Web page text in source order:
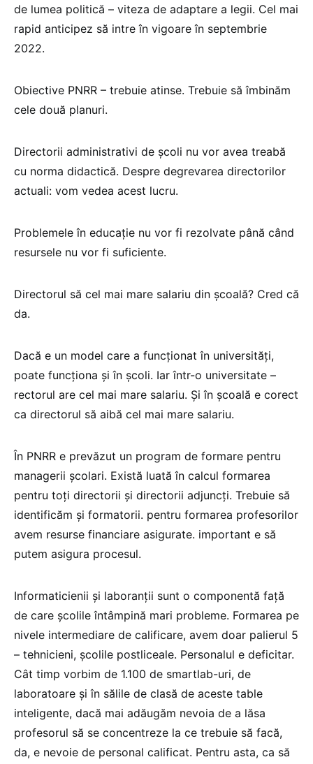
de lumea politică – viteza de adaptare a legii. Cel mai
rapid anticipez să intre în vigoare în septembrie
2022.
Obiective PNRR – trebuie atinse. Trebuie să îmbinăm
cele două planuri.
Directorii administrativi de școli nu vor avea treabă
cu norma didactică. Despre degrevarea directorilor
actuali: vom vedea acest lucru.
Problemele în educație nu vor fi rezolvate până când
resursele nu vor fi suficiente.
Directorul să cel mai mare salariu din școală? Cred că
da.
Dacă e un model care a funcționat în universități,
poate funcționa și în școli. Iar într-o universitate –
rectorul are cel mai mare salariu. Și în școală e corect
ca directorul să aibă cel mai mare salariu.
În PNRR e prevăzut un program de formare pentru
managerii școlari. Există luată în calcul formarea
pentru toți directorii și directorii adjuncți. Trebuie să
identificăm și formatorii. pentru formarea profesorilor
avem resurse financiare asigurate. important e să
putem asigura procesul.
Informaticienii și laboranții sunt o componentă față
de care școlile întâmpină mari probleme. Formarea pe
nivele intermediare de calificare, avem doar palierul 5
– tehnicieni, școlile postliceale. Personalul e deficitar.
Cât timp vorbim de 1.100 de smartlab-uri, de
laboratoare și în sălile de clasă de aceste table
inteligente, dacă mai adăugăm nevoia de a lăsa
profesorul să se concentreze la ce trebuie să facă,
da, e nevoie de personal calificat. Pentru asta, ca să